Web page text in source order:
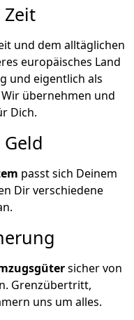
Zeit
und dem alltäglichen
europäisches Land
und eigentlich als
übernehmen und
Dich.
passt sich Deinem
Dir verschiedene
sicher von
Grenzübertritt,
uns um alles.